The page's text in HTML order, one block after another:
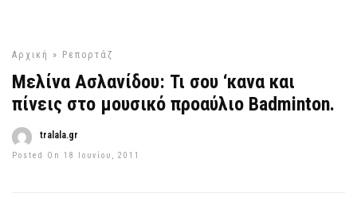
Αρχική » Ρεπορτάζ
Μελίνα Ασλανίδου: Τι σου ‘κανα και
πίνεις στο μουσικό προαύλιο Badminton.
tralala.gr
Posted On 18 Ιουνίου, 2011